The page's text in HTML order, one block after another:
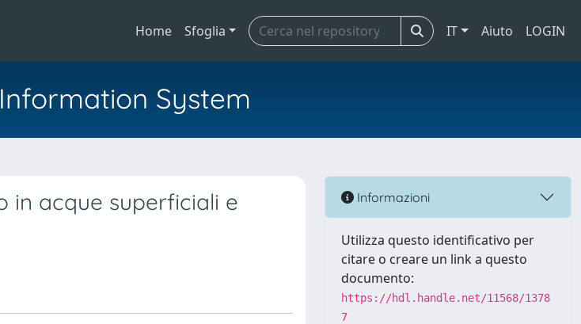
Home Sfoglia IT Aiuto LOGIN
System
in acque superficiali e
Informazioni
Utilizza questo identificativo per
citare o creare un link a questo
documento:
https://hdl.handle.net/11568/1378
7